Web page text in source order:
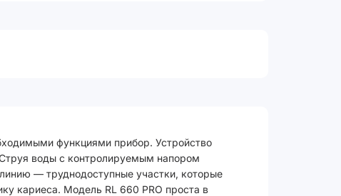
функциями прибор. Устройство
воды с контролируемым напором
— труднодоступные участки, которые
кариеса. Модель RL 660 PRO проста в